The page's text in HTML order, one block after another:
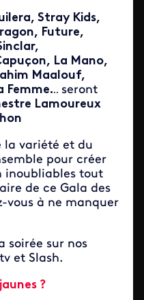
Stray Kids,
Future,
La Mano,
Maalouf,
Femme... seront
Lamoureux
la variété et du
pour créer
inoubliables tout
de ce Gala des
vous à ne manquer
soirée sur nos
et Slash.
?